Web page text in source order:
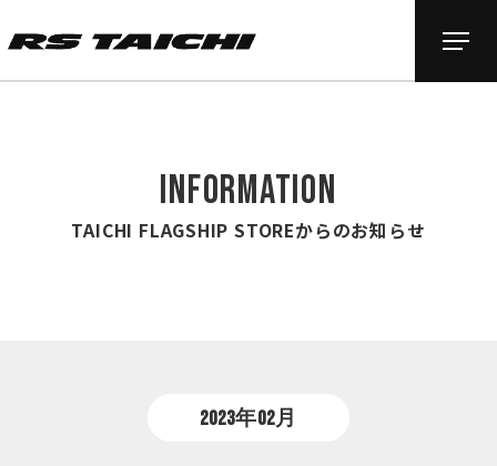
INFORMATION
TAICHI FLAGSHIP STOREからのお知らせ
2023年02月